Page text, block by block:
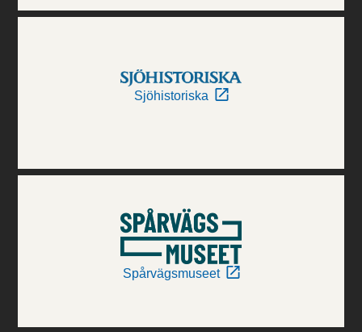
Sjöhistoriska
Spårvägsmuseet